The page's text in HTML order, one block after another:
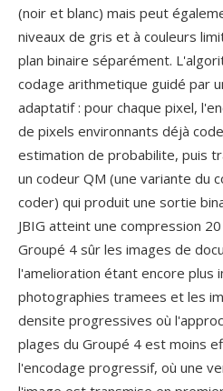
(noir et blanc) mais peut
niveaux de gris et à couleurs
plan binaire séparément.
codage arithmetique guidé par
adaptatif : pour chaque pixel,
de pixels environnants déjà
estimation de probabilite, puis
un codeur QM (une variante du
coder) qui produit une sortie
JBIG atteint une compression
Groupé 4 sûr les images de
l'amelioration étant encore plus
photographies tramees et les
densite progressives où
plages du Groupé 4 est moins
l'encodage progressif, où une